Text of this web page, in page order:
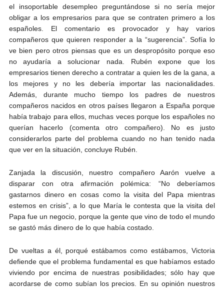
el insoportable desempleo preguntándose si no sería mejor
obligar a los empresarios para que se contraten primero a los
españoles. El comentario es provocador y hay varios
compañeros que quieren responder a la “sugerencia”. Sofía lo
ve bien pero otros piensas que es un despropósito porque eso
no ayudaría a solucionar nada. Rubén expone que los
empresarios tienen derecho a contratar a quien les de la gana, a
los mejores y no les debería importar las nacionalidades.
Además, durante mucho tiempo los padres de nuestros
compañeros nacidos en otros países llegaron a España porque
había trabajo para ellos, muchas veces porque los españoles no
querían hacerlo (comenta otro compañero). No es justo
considerarlos parte del problema cuando no han tenido nada
que ver en la situación, concluye Rubén.
Zanjada la discusión, nuestro compañero Aarón vuelve a
disparar con otra afirmación polémica: “No deberíamos
gastarnos dinero en cosas como la visita del Papa mientras
estemos en crisis”, a lo que María le contesta que la visita del
Papa fue un negocio, porque la gente que vino de todo el mundo
se gastó más dinero de lo que había costado.
De vueltas a él, porqué estábamos como estábamos, Victoria
defiende que el problema fundamental es que habíamos estado
viviendo por encima de nuestras posibilidades; sólo hay que
acordarse de como subían los precios. En su opinión nuestros